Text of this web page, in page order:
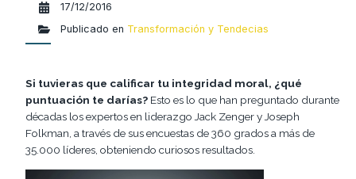
17/12/2016
Publicado en Transformación y Tendecias
Si tuvieras que calificar tu integridad moral, ¿qué
puntuación te darías? Esto es lo que han preguntado durante
décadas los expertos en liderazgo Jack Zenger y Joseph
Folkman, a través de sus encuestas de 360 grados a más de
35.000 líderes, obteniendo curiosos resultados.